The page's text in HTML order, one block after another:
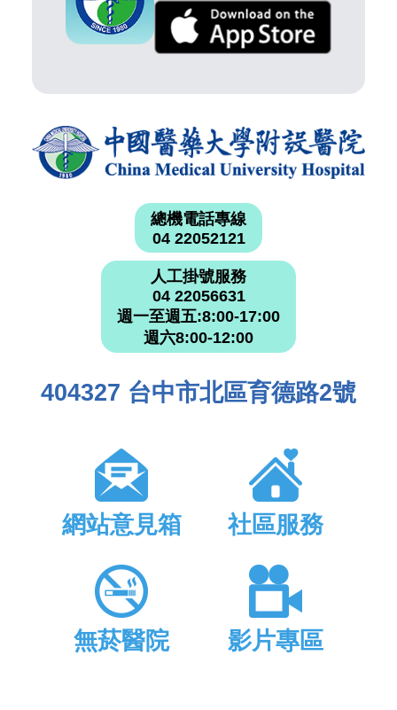
總機電話專線
04 22052121
人工掛號服務
04 22056631
週一至週五:8:00-17:00
週六8:00-12:00
404327 台中市北區育德路2號
網站意見箱 社區服務
無菸醫院 影片專區